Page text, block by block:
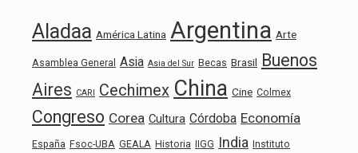
Aladaa América Latina Argentina Arte
Asamblea General Asia Asia del Sur Becas Brasil Buenos
Aires CARI Cechimex China Cine Colmex
Congreso Corea Cultura Córdoba Economía
España Fsoc-UBA GEALA Historia IIGG India Instituto